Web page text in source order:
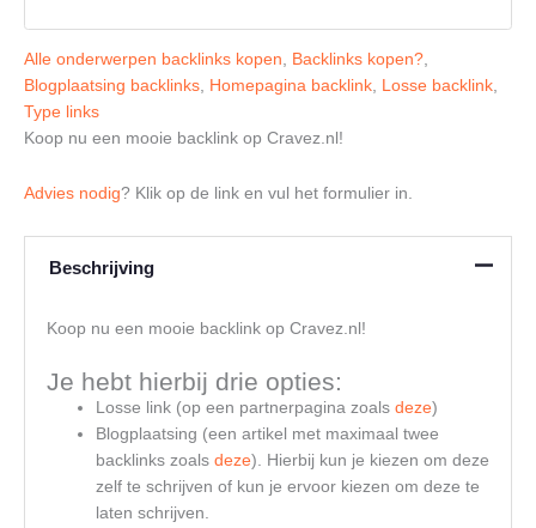
Alle onderwerpen backlinks kopen Backlinks kopen?
Blogplaatsing backlinks
Homepagina backlink Losse backlink
Type links
Koop nu een mooie backlink op Cravez.nl!
Advies nodig? Klik op de link en vul het formulier in.
Beschrijving
Koop nu een mooie backlink op Cravez.nl!
Je hebt hierbij drie opties:
Losse link (op een partnerpagina zoals deze)
Blogplaatsing (een artikel met maximaal twee
backlinks zoals deze). Hierbij kun je kiezen om deze
zelf te schrijven of kun je ervoor kiezen om deze te
laten schrijven.